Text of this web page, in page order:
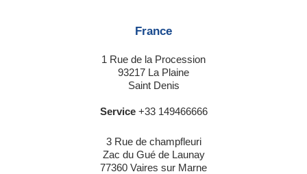
France
1 Rue de la Procession
93217 La Plaine
Saint Denis
Service +33 149466666
3 Rue de champfleuri
Zac du Gué de Launay
77360 Vaires sur Marne